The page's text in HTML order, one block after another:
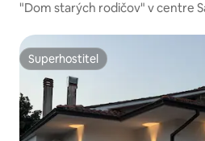
"Dom starých rodičov" v centre
Superhostiteľ
Superhostiteľ